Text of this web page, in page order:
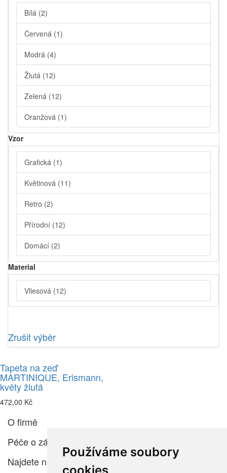
Používáme soubory
Bílá (2)
Červená (1)
Modrá (4)
Žlutá (12)
Zelená (12)
Oranžová (1)
Vzor
Grafická (1)
Květinová (11)
Retro (2)
Přírodní (12)
Domácí (2)
Material
Vliesová (12)
Zrušit výběr
Tapeta na zeď
MARTINIQUE, Erismann,
květy žlutá
472,00 Kč
O firmě
Péče o zákazníka
Najdete nás